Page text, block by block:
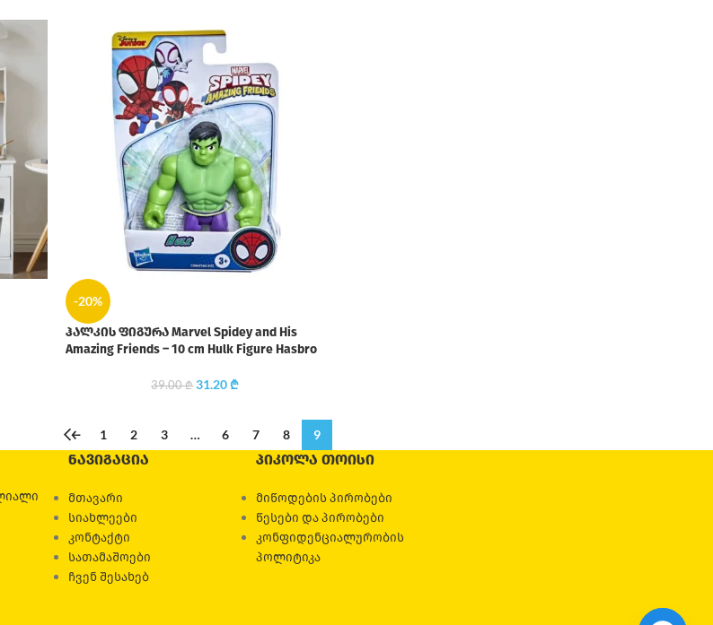
-20%
ჰალკის ფიგურა Marvel Spidey and His
Amazing Friends – 10 cm Hulk Figure Hasbro
39.00₾ 31.20₾
← 1 2 3 … 6 7 8 9
ᲜᲐᲕᲘᲒᲐᲪᲘᲐ
მთავარი
სიახლეები
კონტაქტი
სათამაშოები
ჩვენ შესახებ
ᲞᲘᲙᲝᲚᲐ ᲗᲝᲘᲡᲘ
მიწოდების პირობები
წესები და პირობები
კონფიდენციალურობის
პოლიტიკა